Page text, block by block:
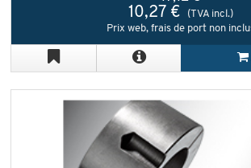
10,27 €
(TVA incl.)
Prix web, frais de port non